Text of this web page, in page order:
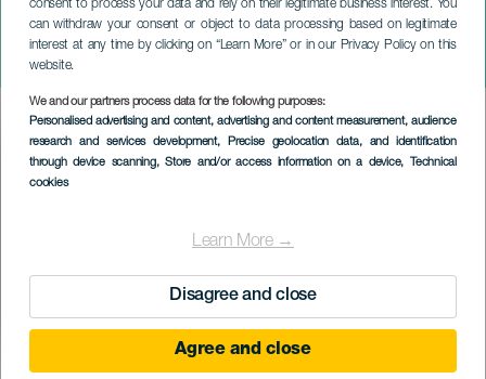
consent to process your data and rely on their legitimate business interest. You
can withdraw your consent or object to data processing based on legitimate
interest at any time by clicking on “Learn More” or in our Privacy Policy on this
website.
We and our partners process data for the following purposes:
Personalised advertising and content, advertising and content measurement, audience
research and services development, Precise geolocation data, and identification
through device scanning, Store and/or access information on a device, Technical
cookies
Learn More →
Disagree and close
Agree and close
Gala delle Stelle di
Balletto Classico
TENERIFE
Imagen
Listado